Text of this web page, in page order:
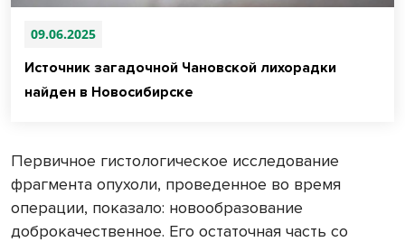
09.06.2025
Источник загадочной Чановской лихорадки
найден в Новосибирске
Первичное гистологическое исследование
фрагмента опухоли, проведенное во время
операции, показало: новообразование
доброкачественное. Его остаточная часть со